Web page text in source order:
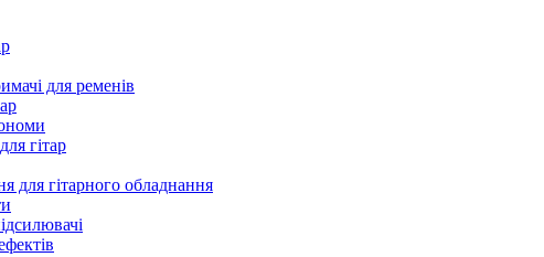
для ременів
гітар
для гітарного обладнання